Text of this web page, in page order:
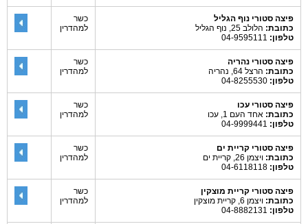
פיצה סטורי נוף הגליל
כתובת: הלולב 25, נוף הגליל
טלפון:
כשר
למהדרין
פיצה סטורי נהריה
כתובת: הרצל 64, נהריה
טלפון:
כשר
למהדרין
פיצה סטורי עכו
כתובת: אחד העם 1, עכו
טלפון:
כשר
למהדרין
פיצה סטורי קריית ים
כתובת: ויצמן 26, קריית ים
טלפון:
כשר
למהדרין
פיצה סטורי קריית מוצקין
כתובת: ויצמן 6, קריית מוצקין
טלפון:
כשר
למהדרין